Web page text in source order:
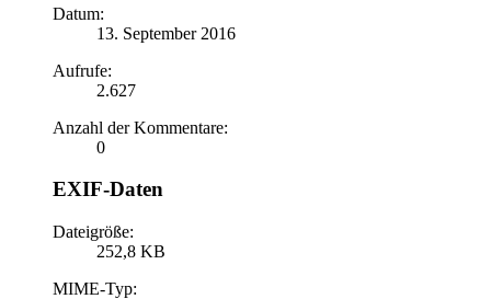
Datum:
13. September 2016
Aufrufe:
2.627
Anzahl der Kommentare:
0
EXIF-Daten
Dateigröße:
252,8 KB
MIME-Typ: